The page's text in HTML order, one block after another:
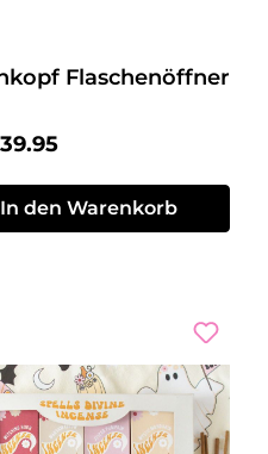
Flaschenöffner
Preis:
In den Warenkorb